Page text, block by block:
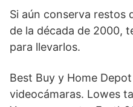
Si aún conserva restos
de la década de 2000,
para llevarlos.
Best Buy y Home
videocámaras. Lowes